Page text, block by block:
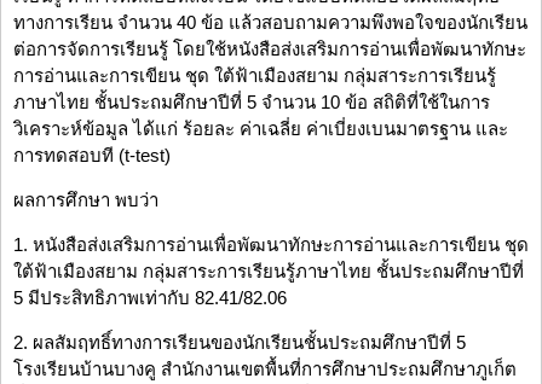
ทางการเรียน จำนวน 40 ข้อ แล้วสอบถามความพึงพอใจของนักเรียน
ต่อการจัดการเรียนรู้ โดยใช้หนังสือส่งเสริมการอ่านเพื่อพัฒนาทักษะ
การอ่านและการเขียน ชุด ใต้ฟ้าเมืองสยาม กลุ่มสาระการเรียนรู้
ภาษาไทย ชั้นประถมศึกษาปีที่ 5 จำนวน 10 ข้อ สถิติที่ใช้ในการ
วิเคราะห์ข้อมูล ได้แก่ ร้อยละ ค่าเฉลี่ย ค่าเบี่ยงเบนมาตรฐาน และ
การทดสอบที (t-test)
ผลการศึกษา พบว่า
1. หนังสือส่งเสริมการอ่านเพื่อพัฒนาทักษะการอ่านและการเขียน ชุด
ใต้ฟ้าเมืองสยาม กลุ่มสาระการเรียนรู้ภาษาไทย ชั้นประถมศึกษาปีที่
5 มีประสิทธิภาพเท่ากับ 82.41/82.06
2. ผลสัมฤทธิ์ทางการเรียนของนักเรียนชั้นประถมศึกษาปีที่ 5
โรงเรียนบ้านบางคู สำนักงานเขตพื้นที่การศึกษาประถมศึกษาภูเก็ต